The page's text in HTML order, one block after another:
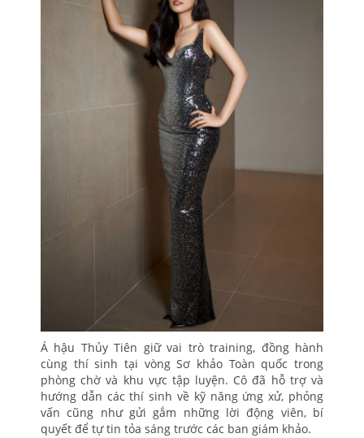
Á hậu Thủy Tiên giữ vai trò training, đồng hành
cùng thí sinh tại vòng Sơ khảo Toàn quốc trong
phòng chờ và khu vực tập luyện. Cô đã hỗ trợ và
hướng dẫn các thí sinh về kỹ năng ứng xử, phỏng
vấn cũng như gửi gắm những lời động viên, bí
quyết để tự tin tỏa sáng trước các ban giám khảo.